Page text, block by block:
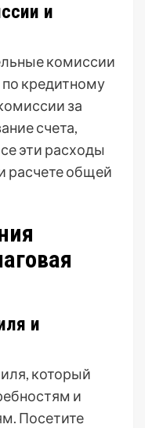
и
комиссии
кредитному
за
счета,
эти расходы
расчете общей
и
который
и
Посетите